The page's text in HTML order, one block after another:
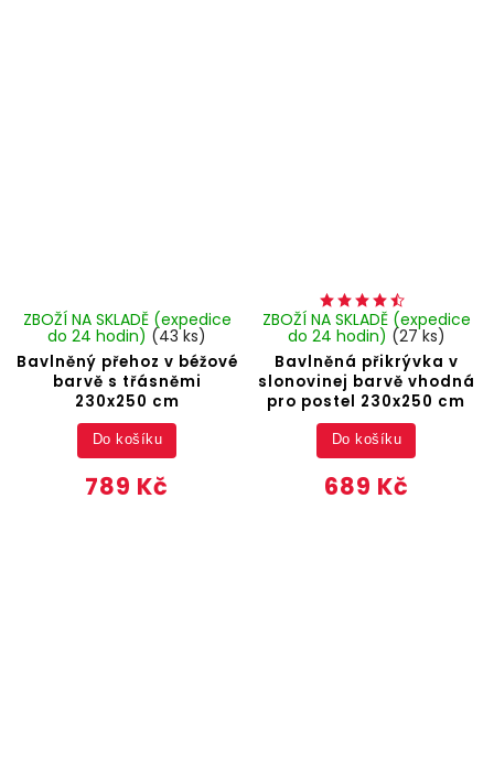
Bavlněný přehoz v béžové
barvě s třásněmi
230x250 cm
ZBOŽÍ NA SKLADĚ (expedice
do 24 hodin) (43 ks)
789 Kč
Do košíku
Bavlněná přikrývka v
slonovinej barvě vhodná
pro postel 230x250 cm
ZBOŽÍ NA SKLADĚ (expedice
do 24 hodin) (27 ks)
689 Kč
Do košíku